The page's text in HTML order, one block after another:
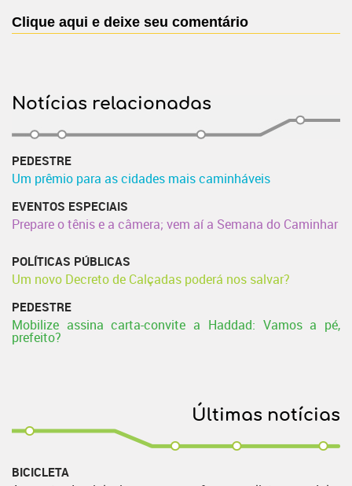
Clique aqui e deixe seu comentário
Notícias relacionadas
PEDESTRE
Um prêmio para as cidades mais caminháveis
EVENTOS ESPECIAIS
Prepare o tênis e a câmera; vem aí a Semana do Caminhar
POLÍTICAS PÚBLICAS
Um novo Decreto de Calçadas poderá nos salvar?
PEDESTRE
Mobilize assina carta-convite a Haddad: Vamos a pé,
prefeito?
Últimas notícias
BICICLETA